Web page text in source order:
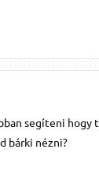
segíteni
bárki nézni?